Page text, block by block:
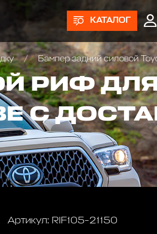
КАТАЛОГ
Бампер задний силовой Toyota Land Cruiser 105 с
РИФ
С
Артикул: RIF105-21150